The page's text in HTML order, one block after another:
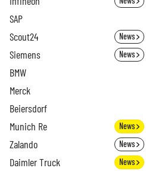
SAP
Scout24 News
Siemens News
BMW
Merck
Beiersdorf
Munich Re News
Zalando News
Daimler Truck News